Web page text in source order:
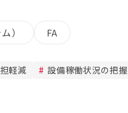
） FA
軽減 設備稼働状況の把握